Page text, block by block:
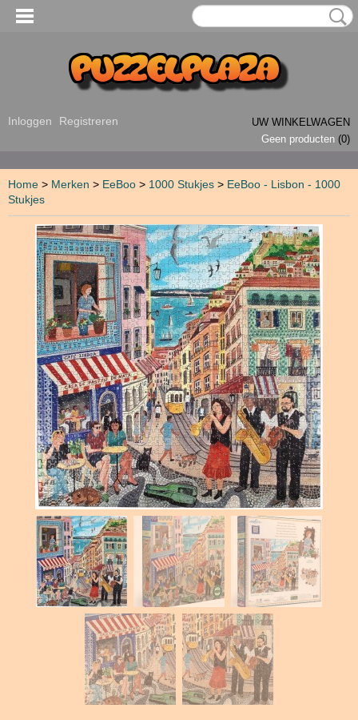
Inloggen Registreren
UW WINKELWAGEN
Geen producten (0)
Home > Merken > EeBoo > 1000 Stukjes > EeBoo - Lisbon - 1000
Stukjes